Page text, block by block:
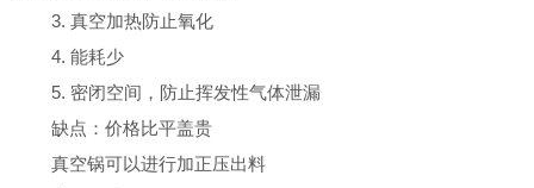
3. 真空加热防止氧化
4. 能耗少
5. 密闭空间，防止挥发性气体泄漏
缺点：价格比平盖贵
真空锅可以进行加正压出料